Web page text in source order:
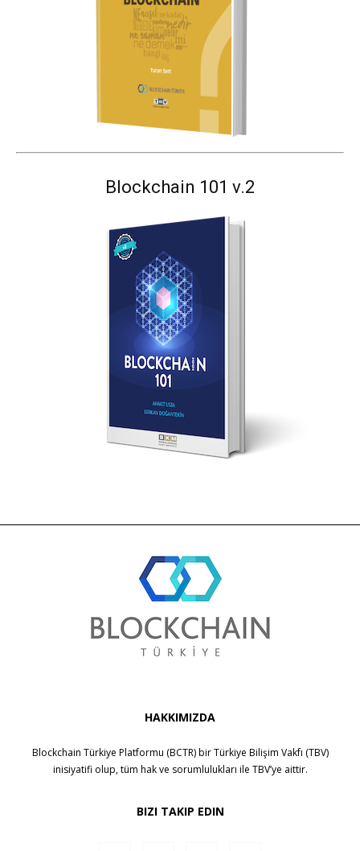
Blockchain 101 v.2
HAKKIMIZDA
Blockchain Türkiye Platformu (BCTR) birTürkiye Bilişim Vakfı (TBV)
inisiyatifi olup, tüm hak ve sorumlulukları ile TBV’ye aittir.
BIZI TAKIP EDIN